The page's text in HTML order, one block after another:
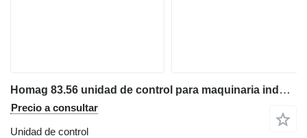
Homag 83.56 unidad de control para maquinaria industrial
Precio a consultar
Unidad de control